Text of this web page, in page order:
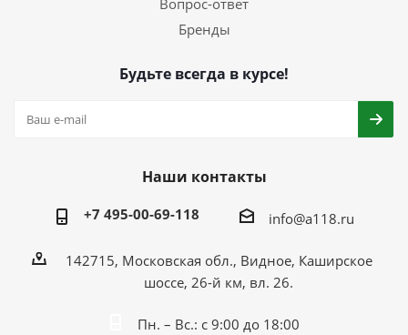
Вопрос-ответ
Бренды
Будьте всегда в курсе!
Наши контакты
+7 495-00-69-118 info@a118.ru
142715, Московская обл., Видное, Каширское
шоссе, 26-й км, вл. 26.
Пн. – Вс.: с 9:00 до 18:00